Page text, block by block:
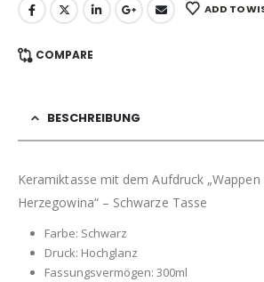
ADD TO
COMPARE
BESCHREIBUNG
Keramiktasse mit dem Aufdruck
Herzegowina“ – Schwarze Tasse
Farbe: Schwarz
Druck: Hochglanz
Fassungsvermögen: 300ml